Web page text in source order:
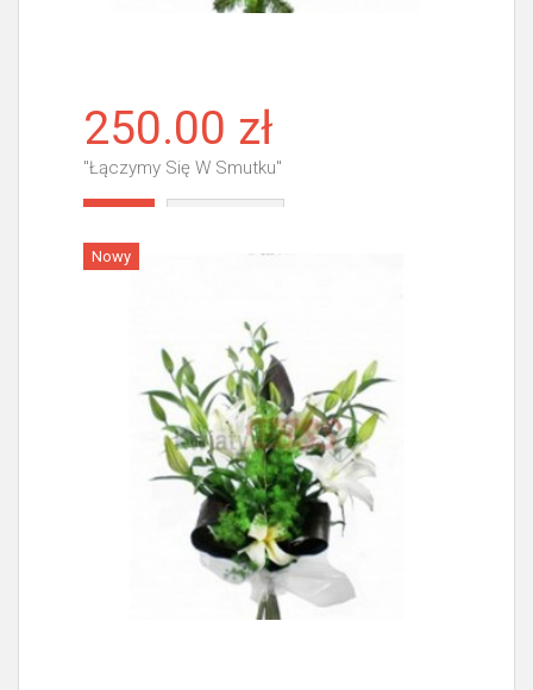
250.00 zł
"Łączymy Się W Smutku"
Nowy